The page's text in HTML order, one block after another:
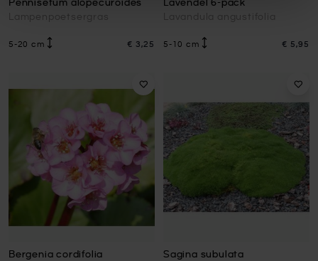
Pennisetum alopecuroides
Lampenpoetsergras
5-20 cm € 3,25
Lavendel 6-pack
Lavandula angustifolia
5-10 cm € 5,95
Bergenia cordifolia
Sagina subulata